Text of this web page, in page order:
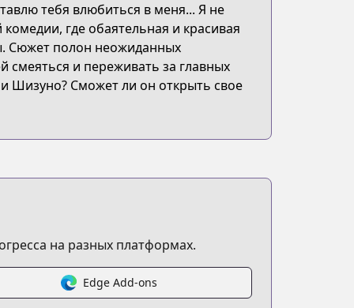
me-now
тебя влюбиться в меня... Я не
где обаятельная и красивая
Сюжет полон неожиданных
смеяться и переживать за главных
Шизуно? Сможет ли он открыть свое
на разных платформах.
Edge Add-ons